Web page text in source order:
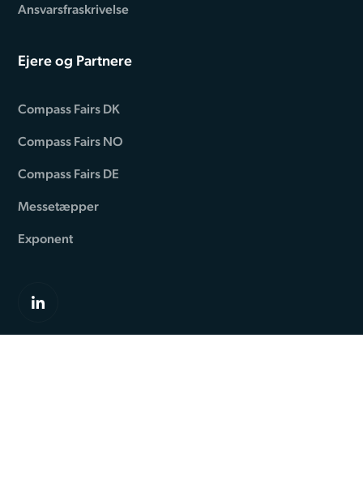
Ansvarsfraskrivelse
Ejere og Partnere
Compass Fairs DK
Compass Fairs NO
Compass Fairs DE
Messetæpper
Exponent